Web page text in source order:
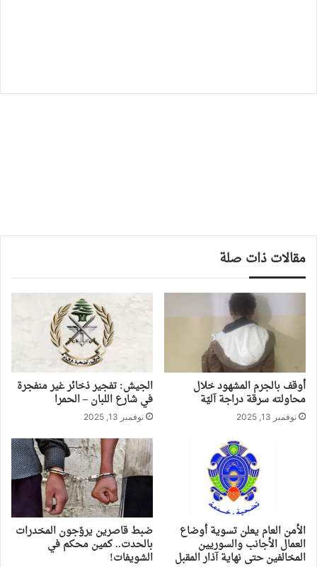
مقالات ذات صلة
أوقف بالجرم المشهود خلال
محاولته سرقة دراجة آليّة
نوفمبر 13, 2025
الجيش: تفجير ذخائر غير منفجرة
في شارع اللبان – الحمرا
نوفمبر 13, 2025
الأمن العام يعلن تسوية أوضاع
العمال الأجانب والسوريين
المخالفين حتى نهاية آذار المقبل
ضبط قاصرين يروّجون المخدرات
بالحدت.. كمين محكم في
الشويفات!